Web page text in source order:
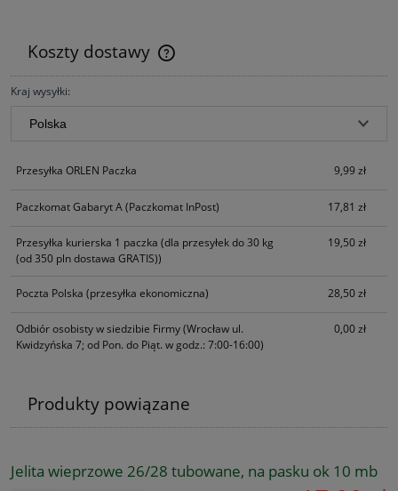
Koszty dostawy
Cena nie zawiera ewentualnych kosztów płatności
Kraj wysyłki:
Przesyłka ORLEN Paczka 9,99 zł
Paczkomat Gabaryt A(Paczkomat InPost) 17,81 zł
Przesyłka kurierska 1 paczka (dla przesyłek do 30 kg
(od 350 pln dostawa GRATIS))
19,50 zł
Poczta Polska (przesyłka ekonomiczna) 28,50 zł
Odbiór osobisty w siedzibie Firmy(Wrocław ul.
Kwidzyńska 7; od Pon. do Piąt. w godz.: 7:00-16:00)
0,00 zł
Produkty powiązane
Jelita wieprzowe 26/28 tubowane, na pasku ok 10 mb